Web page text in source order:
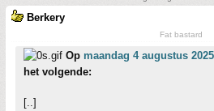
Berkery
Fat bastard
Op maandag 4 augustus
het volgende:
[..]